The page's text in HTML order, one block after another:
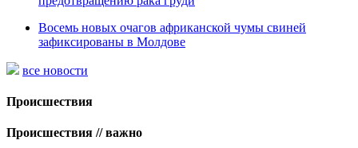
Восемь новых очагов африканской чумы свиней
зафиксированы в Молдове
все новости
Происшествия
Происшествия // важно